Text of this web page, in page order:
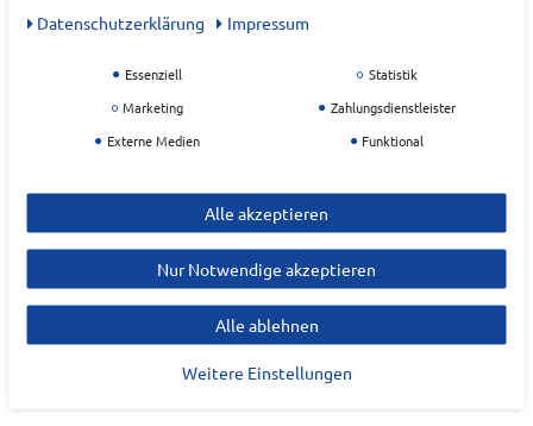
EU Verantwortlicher
Asics Deutschland GmbH
Hansemannstr.67
ask-customerservice@asics.com
Daten­schutz­erklärung
Impressum
Essenziell
Statistik
Marketing
Zahlungsdienstleister
Externe Medien
Funktional
Alle akzeptieren
Nur Notwendige akzeptieren
Alle ablehnen
Weitere Einstellungen